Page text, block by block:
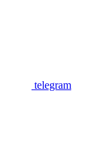
telegram